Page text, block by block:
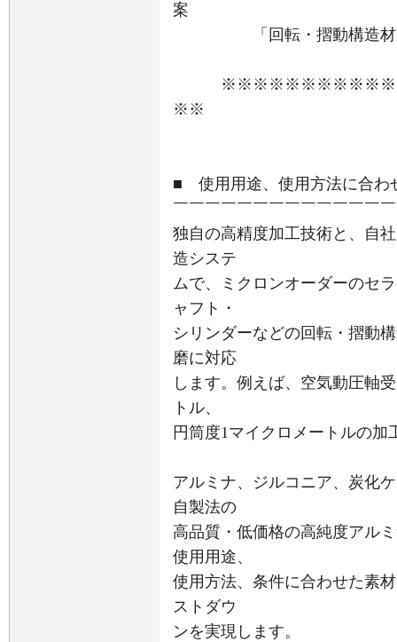
案
「回転・摺動構造材」
※※
■ 使用用途、使用方法に合わ
￣￣￣￣￣￣￣￣￣￣￣￣￣
独自の高精度加工技術と、自
造システ
ムで、ミクロンオーダーのセ
ャフト・
シリンダーなどの回転・摺動
磨に対応
します。例えば、空気動圧軸
トル、
円筒度1マイクロメートルの加
アルミナ、ジルコニア、炭化
自製法の
高品質・低価格の高純度アル
使用用途、
使用方法、条件に合わせた素
ストダウ
ンを実現します。